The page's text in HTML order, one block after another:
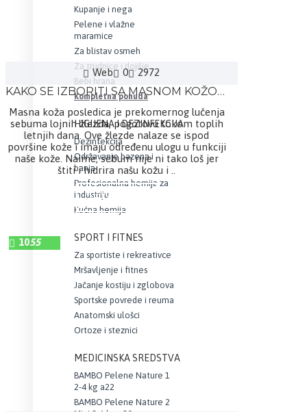
Kupanje i nega
Pelene i vlažne
maramice
Za blistav osmeh
Za trudnice i dojilje
Bebi hrana
Kompletna ponuda
HIGIJENA I DEZINFEKCIJA
Dezinfekcija
Održavanje bazena i
banja
Profesionalna hemija za
industriju
Kućna hemija
SPORT I FITNES
Za sportiste i rekreativce
Mršavljenje i fitnes
Jačanje kostiju i zglobova
Sportske povrede i reuma
Anatomski ulošci
Ortoze i steznici
MEDICINSKA SREDSTVA
BAMBO Pelene Nature 1
2-4 kg a22
BAMBO Pelene Nature 2
Web 0 2972
KAKO SE IZBORITI SA MASNOM KOŽOM I AKNAMA
Masna koža posledica je prekomernog lučenja
sebuma lojnih žlezda, pogotovu tokom toplih
letnjih dana. Ove žlezde nalaze se ispod
površine kože i imaju određenu ulogu u funkciji
naše kože. Naime, sebum nije ni tako loš jer
štiti i hidrira našu kožu i ..
DETALJNIJE
1055